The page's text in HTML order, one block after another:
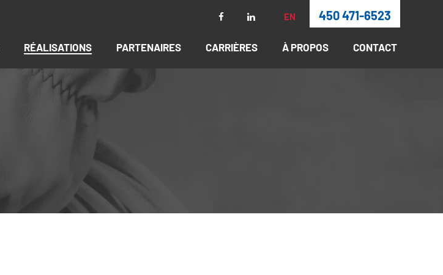
EN 450 471-6523
RÉALISATIONS PARTENAIRES CARRIÈRES À PROPOS CONTACT